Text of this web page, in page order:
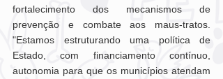
fortalecimento dos mecanismos de
prevenção e combate aos maus-tratos.
"Estamos estruturando uma política de
Estado, com financiamento contínuo,
autonomia para que os municípios atendam